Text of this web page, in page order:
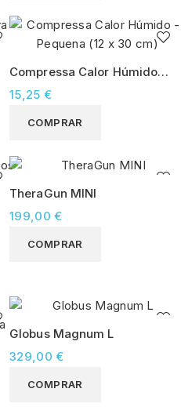
Compressa Calor Húmido -
Pequena (12 x 30 cm)
15,25 €
COMPRAR
TheraGun MINI
199,00 €
COMPRAR
Globus Magnum L
329,00 €
COMPRAR